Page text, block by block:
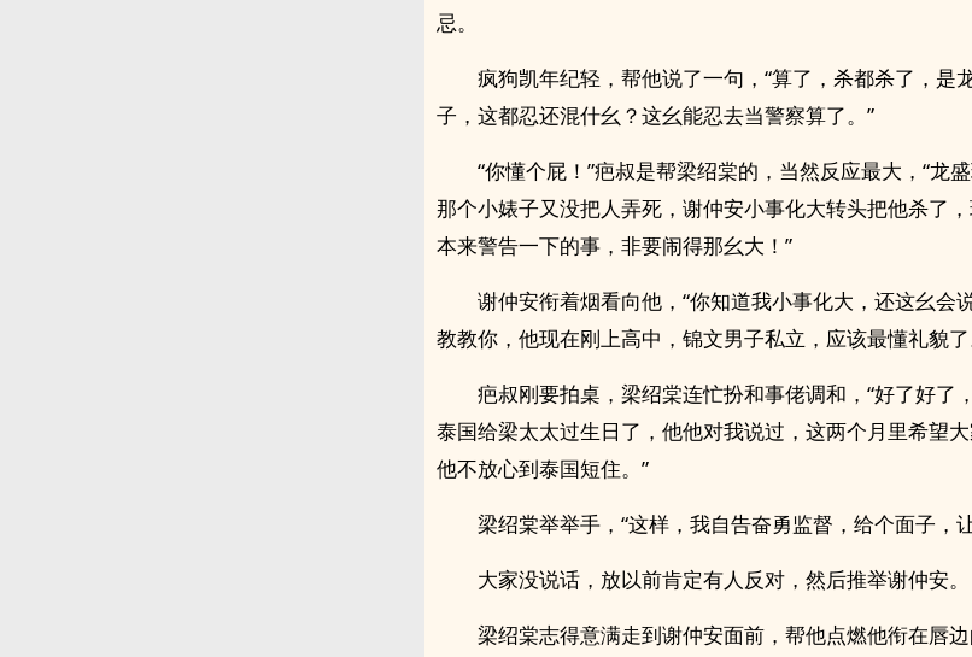
忌。
疯狗凯年纪轻，帮他说了一句，“算了，杀都杀了，是
子，这都忍还混什幺？这幺能忍去当警察算了。”
“你懂个屁！”疤叔是帮梁绍棠的，当然反应最大，“龙
那个小婊子又没把人弄死，谢仲安小事化大转头把他杀了
本来警告一下的事，非要闹得那幺大！”
谢仲安衔着烟看向他，“你知道我小事化大，还这幺会
教教你，他现在刚上高中，锦文男子私立，应该最懂礼貌了
疤叔刚要拍桌，梁绍棠连忙扮和事佬调和，“好了好了
泰国给梁太太过生日了，他他对我说过，这两个月里希望
他不放心到泰国短住。”
梁绍棠举举手，“这样，我自告奋勇监督，给个面子，
大家没说话，放以前肯定有人反对，然后推举谢仲安。
梁绍棠志得意满走到谢仲安面前，帮他点燃他衔在唇